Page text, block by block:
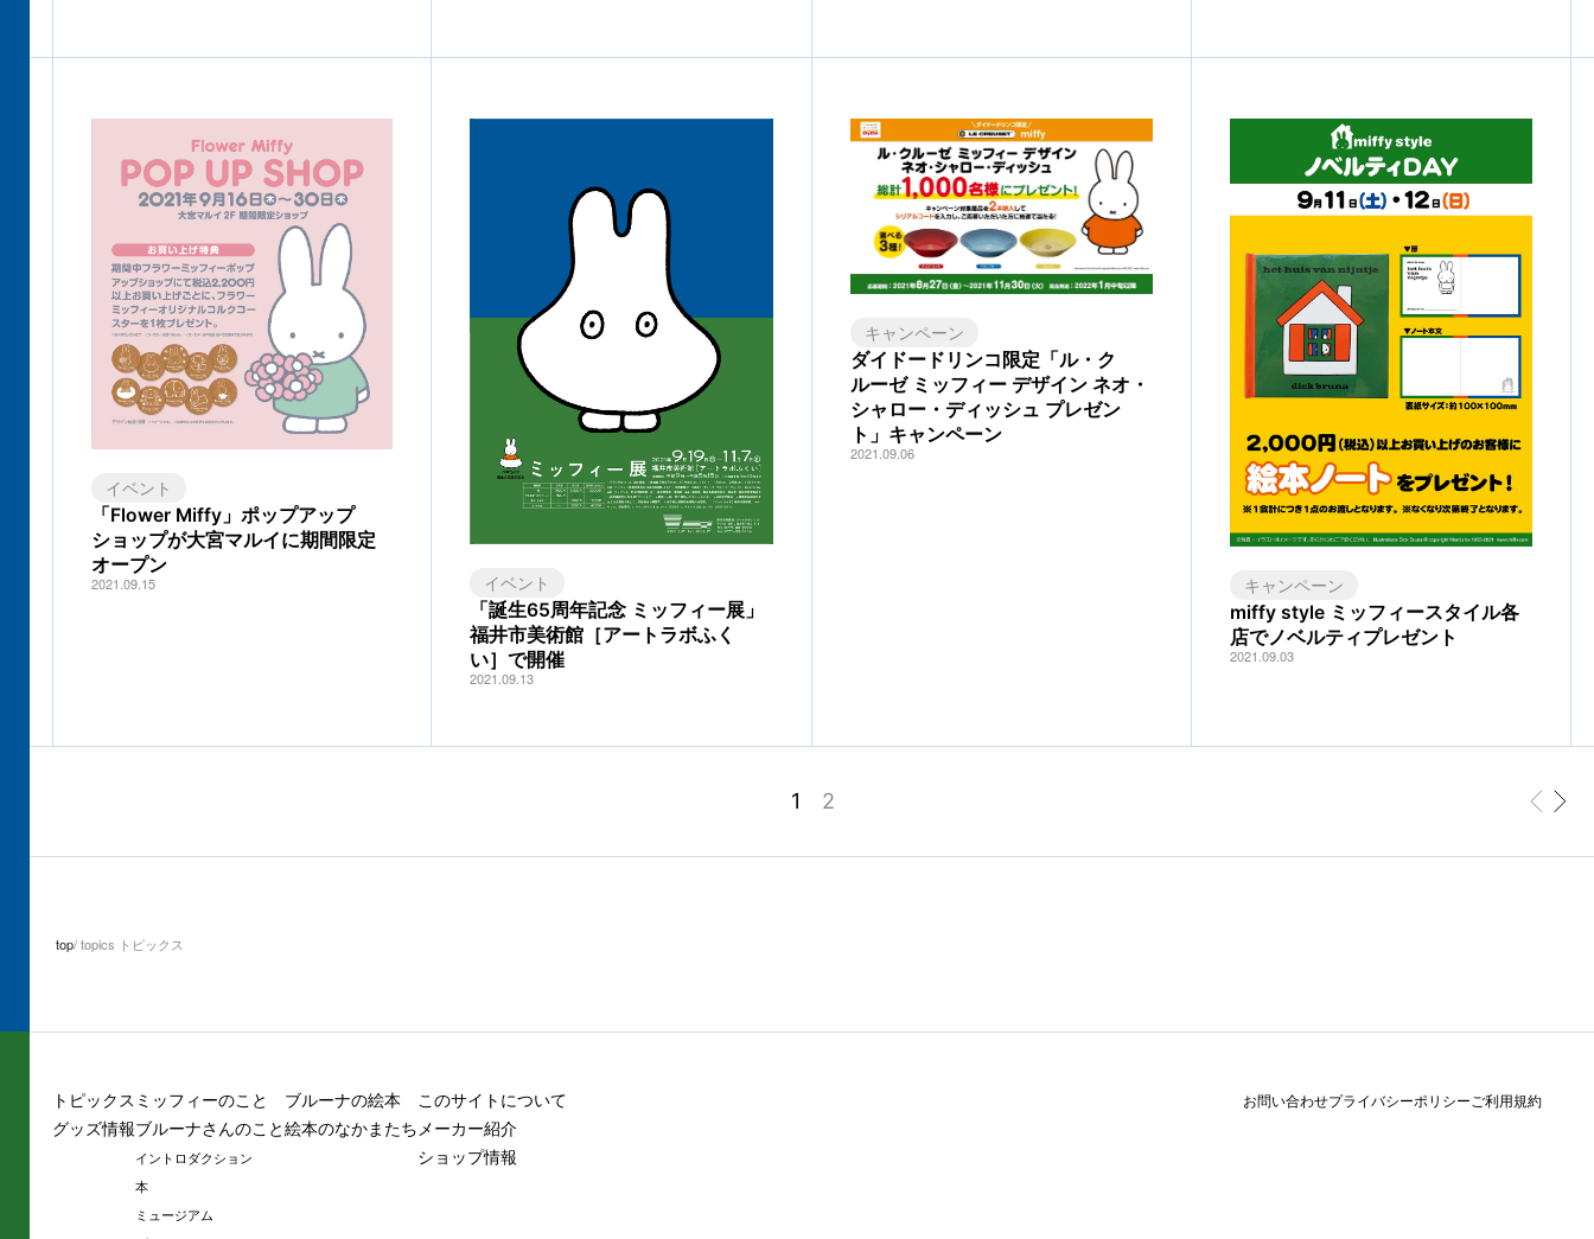
イベント
「Flower Miffy」ポップアップ
ショップが大宮マルイに期間限定
オープン
2021.09.15 イベント
「誕生65周年記念 ミッフィー展」
福井市美術館［アートラボふく
い］で開催
2021.09.13
キャンペーン
ダイドードリンコ限定「ル・ク
ルーゼ ミッフィー デザイン ネオ・
シャロー・ディッシュ プレゼン
ト」キャンペーン
2021.09.06
キャンペーン
miffy style ミッフィースタイル各
店でノベルティプレゼント
2021.09.03
1 2 前へ
次へ
top topics トピックス
トピックス
グッズ情報
ミッフィーのこと
ブルーナさんのこと
イントロダクション
本
ミュージアム
ブルーナの絵本
絵本のなかまたち
このサイトについて
メーカー紹介
ショップ情報
お問い合わせプライバシーポリシー ご利用規約